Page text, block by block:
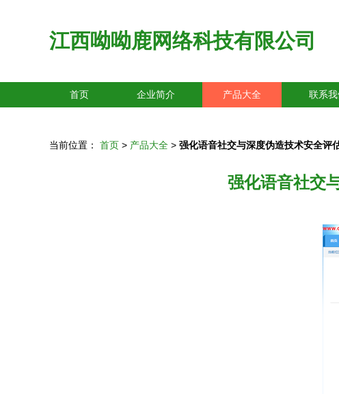
江西呦呦鹿网络科技有限公司
首页 企业简介 产品大全 联系我
当前位置： 首页 > 产品大全 > 强化语音社交与深度伪造技术安全评
强化语音社交